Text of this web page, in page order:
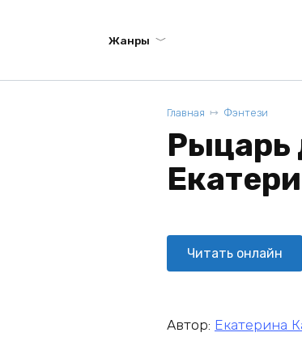
Жанры
Главная Фэнтези
Рыцарь
Читать онлайн
Автор: Екатерина